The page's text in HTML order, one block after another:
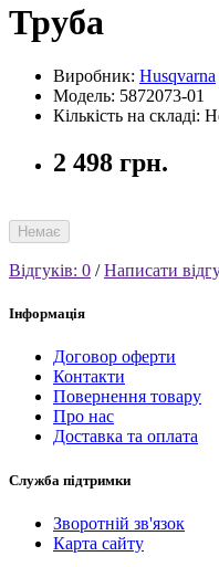
Труба
Виробник: Husqvarna
Модель: 5872073-01
Кількість на складі:
2 498 грн.
Немає
Відгуків: 0 /Написати
Інформація
Договор оферти
Контакти
Повернення товару
Про нас
Доставка та оплата
Служба підтримки
Зворотній зв'язок
Карта сайту